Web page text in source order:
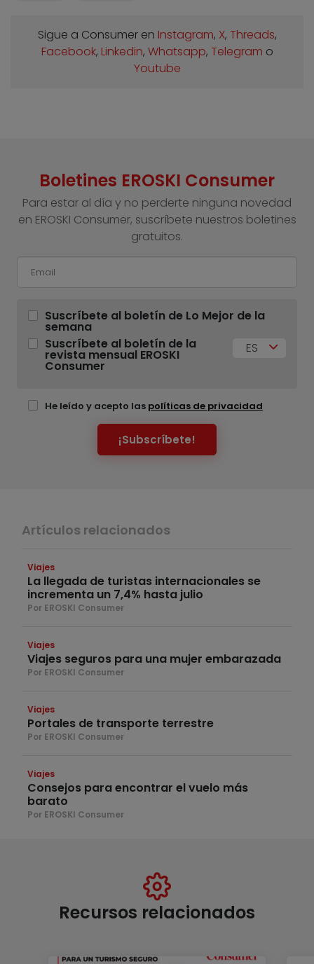
Sigue a Consumer en Instagram, X, Threads,
Facebook, Linkedin, Whatsapp, Telegram o
Youtube
Boletines EROSKI Consumer
Para estar al día y no perderte ninguna novedad
en EROSKI Consumer, suscríbete nuestros boletines
gratuitos.
Suscríbete al boletín de Lo Mejor de la
semana
Suscríbete al boletín de la
revista mensual EROSKI
Consumer
ES
He leído y acepto las políticas de privacidad
¡Subscríbete!
Artículos relacionados
Viajes
La llegada de turistas internacionales se
incrementa un 7,4% hasta julio
Por EROSKI Consumer
Viajes
Viajes seguros para una mujer embarazada
Por EROSKI Consumer
Viajes
Portales de transporte terrestre
Por EROSKI Consumer
Viajes
Consejos para encontrar el vuelo más
barato
Por EROSKI Consumer
Recursos relacionados